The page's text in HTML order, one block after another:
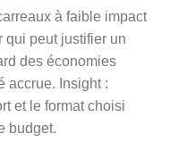
à faible impact
qui peut justifier un
des économies
accrue. Insight :
et le format choisi
budget.